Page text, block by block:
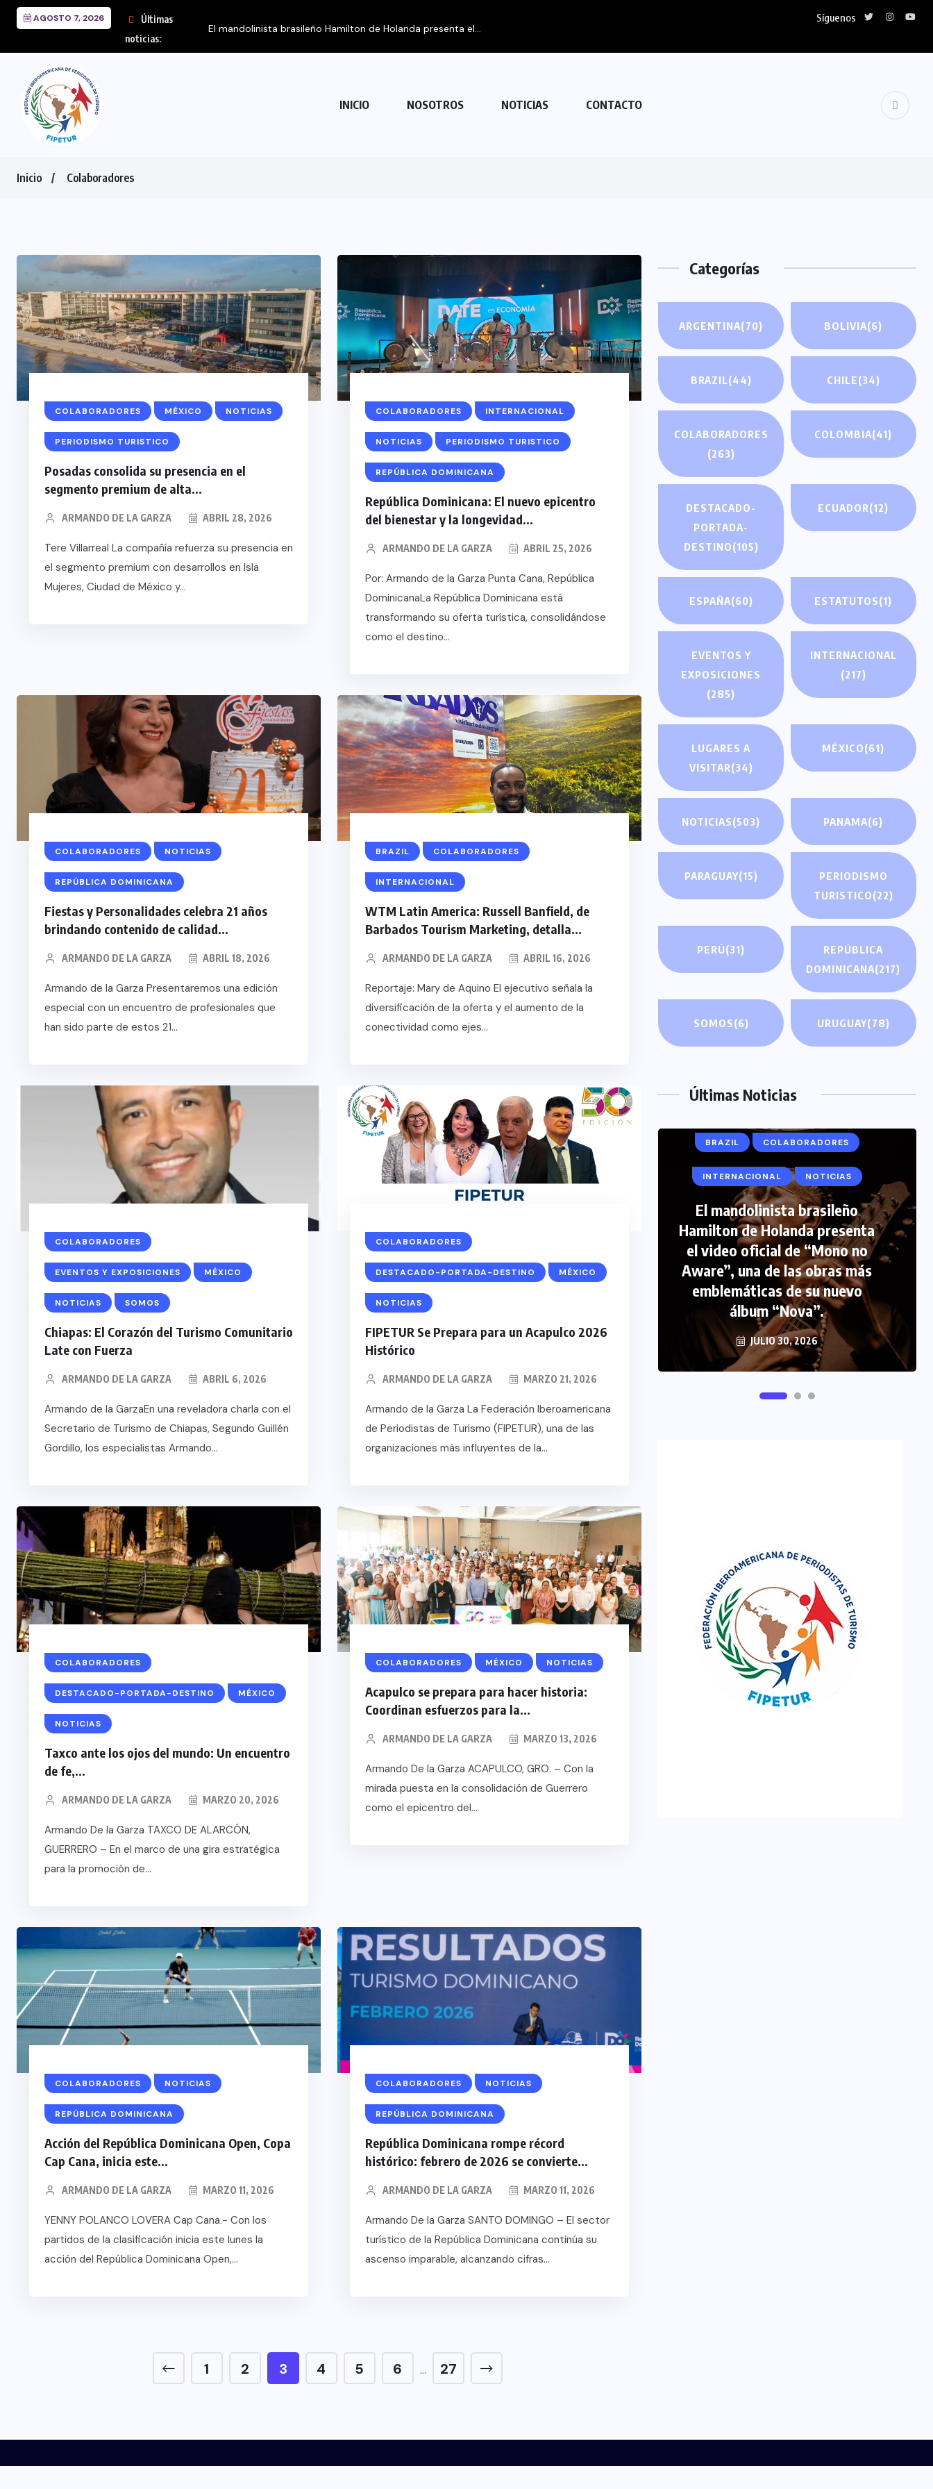
AGOSTO 7, 2026
Últimas
noticias:
El mandolinista brasileño Hamilton de Holanda presenta el...
Síguenos
INICIO NOSOTROS NOTICIAS CONTACTO
Inicio Colaboradores
COLABORADORES MÉXICO NOTICIAS
PERIODISMO TURISTICO
Posadas consolida su presencia en el
segmento premium de alta...
ARMANDO DE LA GARZA ABRIL 28, 2026
Tere Villarreal La compañía refuerza su presencia en
el segmento premium con desarrollos en Isla
Mujeres, Ciudad de México y...
COLABORADORES INTERNACIONAL
NOTICIAS PERIODISMO TURISTICO
REPÚBLICA DOMINICANA
República Dominicana: El nuevo epicentro
del bienestar y la longevidad...
ARMANDO DE LA GARZA ABRIL 25, 2026
Por: Armando de la Garza Punta Cana, República
DominicanaLa República Dominicana está
transformando su oferta turística, consolidándose
como el destino...
COLABORADORES NOTICIAS
REPÚBLICA DOMINICANA
Fiestas y Personalidades celebra 21 años
brindando contenido de calidad...
ARMANDO DE LA GARZA ABRIL 18, 2026
Armando de la Garza Presentaremos una edición
especial con un encuentro de profesionales que
han sido parte de estos 21...
BRAZIL COLABORADORES
INTERNACIONAL
WTM Latin America: Russell Banfield, de
Barbados Tourism Marketing, detalla...
ARMANDO DE LA GARZA ABRIL 16, 2026
Reportaje: Mary de Aquino El ejecutivo señala la
diversificación de la oferta y el aumento de la
conectividad como ejes...
COLABORADORES
EVENTOS Y EXPOSICIONES MÉXICO
NOTICIAS SOMOS
Chiapas: El Corazón del Turismo Comunitario
Late con Fuerza
ARMANDO DE LA GARZA ABRIL 6, 2026
Armando de la GarzaEn una reveladora charla con el
Secretario de Turismo de Chiapas, Segundo Guillén
Gordillo, los especialistas Armando...
COLABORADORES
DESTACADO-PORTADA-DESTINO MÉXICO
NOTICIAS
FIPETUR Se Prepara para un Acapulco 2026
Histórico
ARMANDO DE LA GARZA MARZO 21, 2026
Armando de la Garza La Federación Iberoamericana
de Periodistas de Turismo (FIPETUR), una de las
organizaciones más influyentes de la...
COLABORADORES
DESTACADO-PORTADA-DESTINO MÉXICO
NOTICIAS
Taxco ante los ojos del mundo: Un encuentro
de fe,...
ARMANDO DE LA GARZA MARZO 20, 2026
Armando De la Garza TAXCO DE ALARCÓN,
GUERRERO – En el marco de una gira estratégica
para la promoción de...
COLABORADORES MÉXICO NOTICIAS
Acapulco se prepara para hacer historia:
Coordinan esfuerzos para la...
ARMANDO DE LA GARZA MARZO 13, 2026
Armando De la Garza ACAPULCO, GRO. – Con la
mirada puesta en la consolidación de Guerrero
como el epicentro del...
COLABORADORES NOTICIAS
REPÚBLICA DOMINICANA
Acción del República Dominicana Open, Copa
Cap Cana, inicia este...
ARMANDO DE LA GARZA MARZO 11, 2026
YENNY POLANCO LOVERA Cap Cana.- Con los
partidos de la clasificación inicia este lunes la
acción del República Dominicana Open,...
COLABORADORES NOTICIAS
REPÚBLICA DOMINICANA
República Dominicana rompe récord
histórico: febrero de 2026 se convierte...
ARMANDO DE LA GARZA MARZO 11, 2026
Armando De la Garza SANTO DOMINGO – El sector
turístico de la República Dominicana continúa su
ascenso imparable, alcanzando cifras...
1 2 3 4 5 6 … 27
Categorías
ARGENTINA(70) BOLIVIA(6)
BRAZIL(44) CHILE(34)
COLABORADORES
(263)
COLOMBIA(41)
DESTACADO-
PORTADA-
DESTINO(105)
ECUADOR(12)
ESPAÑA(60) ESTATUTOS(1)
EVENTOS Y
EXPOSICIONES
(285)
INTERNACIONAL
(217)
LUGARES A
VISITAR(34)
MÉXICO(61)
NOTICIAS(503) PANAMA(6)
PARAGUAY(15)
PERIODISMO
TURISTICO(22)
PERÚ(31)
REPÚBLICA
DOMINICANA(217)
SOMOS(6) URUGUAY(78)
Últimas Noticias
con
COLABORADORES
NOTICIAS
EL FIN DEL MILAGRO
BANCARROTA TURÍSTICA
JUNIO 24, 2026
BRAZIL COLABORADORES
INTERNACIONAL NOTICIAS
El mandolinista brasileño
Hamilton de Holanda presenta
el video oficial de “Mono no
Aware”, una de las obras más
emblemáticas de su nuevo
álbum “Nova”.
JULIO 30, 2026
COLABORADORES
INTERNACIONAL NOTICIAS
PERIODISMO TURISTICO
FIPETUR se solidariza con
Venezuela
JUNIO 29, 2026